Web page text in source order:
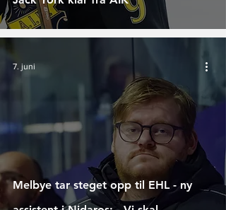
Melbye tar steget opp til EHL - ny
7. juni